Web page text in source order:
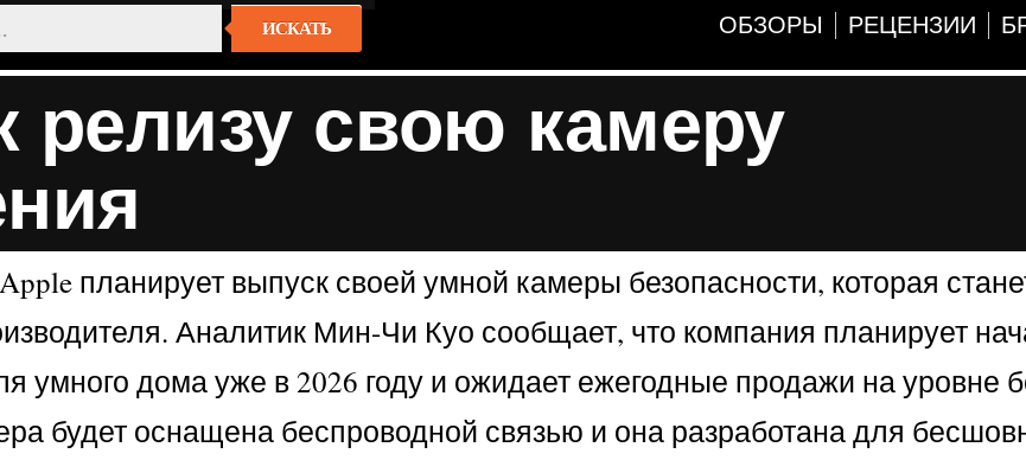
ИСКАТЬ ОБЗОРЫ РЕЦЕНЗИИ
релизу свою камеру
планирует выпуск своей умной камеры безопасности, которая
Аналитик Мин-Чи Куо сообщает, что компания планирует
умного дома уже в 2026 году и ожидает ежегодные продажи на уровне
будет оснащена беспроводной связью и она разработана для